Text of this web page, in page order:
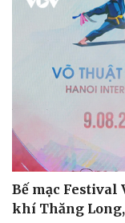
Bế mạc Festival
khí Thăng